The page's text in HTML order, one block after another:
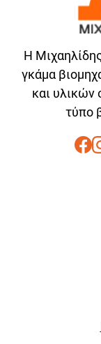
Η
γκάμα
και υλικών
τύπο